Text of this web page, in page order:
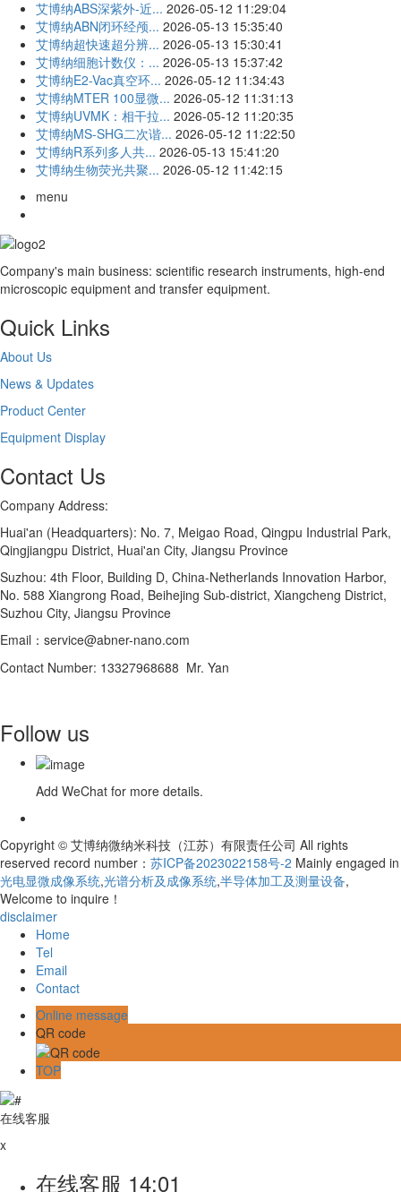
艾博纳ABS深紫外-近... 2026-05-12 11:29:04
艾博纳ABN闭环经颅... 2026-05-13 15:35:40
艾博纳超快速超分辨... 2026-05-13 15:30:41
艾博纳细胞计数仪：... 2026-05-13 15:37:42
艾博纳E2-Vac真空环... 2026-05-12 11:34:43
艾博纳MTER 100显微... 2026-05-12 11:31:13
艾博纳UVMK：相干拉... 2026-05-12 11:20:35
艾博纳MS-SHG二次谐... 2026-05-12 11:22:50
艾博纳R系列多人共... 2026-05-13 15:41:20
艾博纳生物荧光共聚... 2026-05-12 11:42:15
menu
Company's main business: scientific research instruments, high-end
microscopic equipment and transfer equipment.
Quick Links
About Us
News & Updates
Product Center
Equipment Display
Contact Us
Company Address:
Huai'an (Headquarters): No. 7, Meigao Road, Qingpu Industrial Park,
Qingjiangpu District, Huai'an City, Jiangsu Province
Suzhou: 4th Floor, Building D, China-Netherlands Innovation Harbor,
No. 588 Xiangrong Road, Beihejing Sub-district, Xiangcheng District,
Suzhou City, Jiangsu Province
Email：service@abner-nano.com
Contact Number: 13327968688 Mr. Yan
Follow us
Add WeChat for more details.
Copyright © 艾博纳微纳米科技（江苏）有限责任公司 All rights
reserved record number： 苏ICP备2023022158号-2 Mainly engaged in
光电显微成像系统,光谱分析及成像系统,半导体加工及测量设备,
Welcome to inquire！
disclaimer
Home
Tel
Email
Contact
Online message
QR code
TOP
在线客服
x
在线客服 14:01